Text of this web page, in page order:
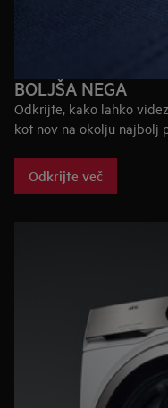
BOLJŠA NEGA
Odkrijte, kako lahko
kot nov na okolju najbolj
Odkrijte več